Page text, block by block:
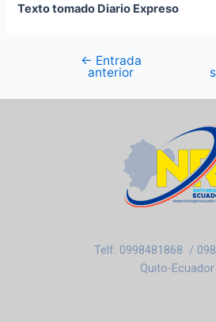
Texto tomado Diario Expreso
← Entrada
anterior
Telf: 0998481868 /
Quito-Ecuador